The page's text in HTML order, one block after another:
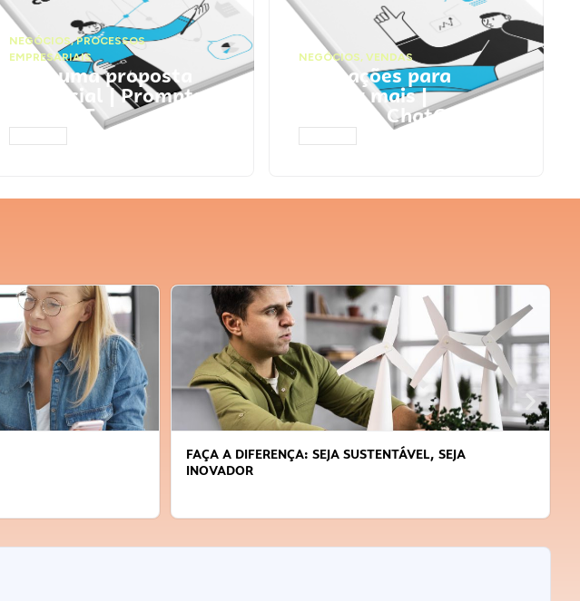
NEGÓCIOS,PROCESSOS
EMPRESARIAIS
Faça uma proposta
comercial | Prompts
ChatGPT
NEGÓCIOS, VENDAS
Faça ações para
vender mais |
Prompts ChatGPT
FAÇA A DIFERENÇA: SEJA SUSTENTÁVEL, SEJA
INOVADOR